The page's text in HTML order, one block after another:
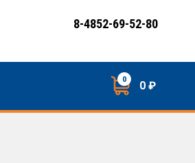
8-4852-69-52-80
0 0 ₽